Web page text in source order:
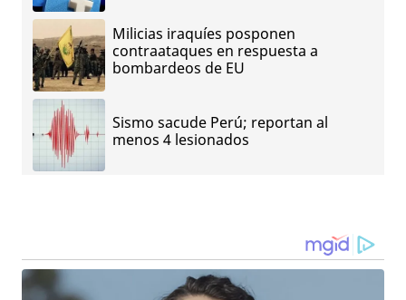
Milicias iraquíes posponen
contraataques en respuesta a
bombardeos de EU
Sismo sacude Perú; reportan al
menos 4 lesionados